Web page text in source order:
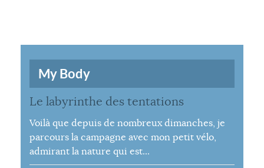
My Body
Le labyrinthe des tentations
Voilà que depuis de nombreux dimanches, je
parcours la campagne avec mon petit vélo,
admirant la nature qui est...